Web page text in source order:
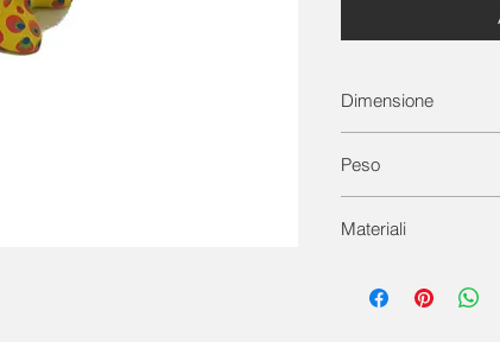
Dimensione
15
Peso
Materiali